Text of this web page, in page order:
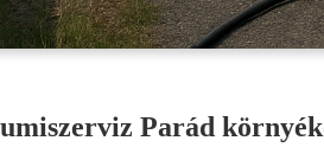
Parád